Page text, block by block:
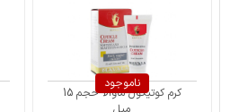
ناموجود
کرم کوتیکول ماوالا حجم 15